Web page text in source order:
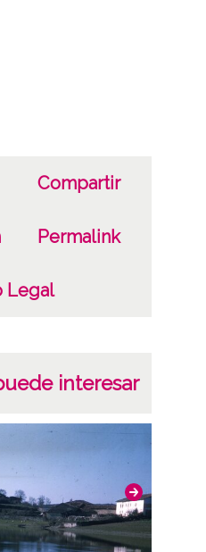
Compartir
Permalink
Legal
interesar